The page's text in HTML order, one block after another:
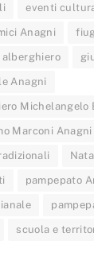
eventi
Anagni
Anagni
Michelangelo
Marconi Anagni
pampepato
scuola e